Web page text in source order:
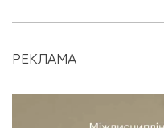
РЕКЛАМА